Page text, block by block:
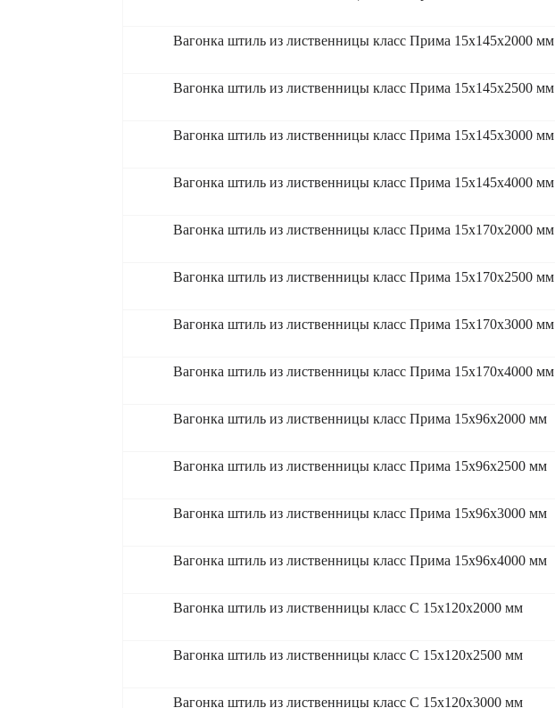
Вагонка штиль из лиственницы класс Прима 15x145x2000 мм
Вагонка штиль из лиственницы класс Прима 15x145x2500 мм
Вагонка штиль из лиственницы класс Прима 15x145x3000 мм
Вагонка штиль из лиственницы класс Прима 15x145x4000 мм
Вагонка штиль из лиственницы класс Прима 15x170x2000 мм
Вагонка штиль из лиственницы класс Прима 15x170x2500 мм
Вагонка штиль из лиственницы класс Прима 15x170x3000 мм
Вагонка штиль из лиственницы класс Прима 15x170x4000 мм
Вагонка штиль из лиственницы класс Прима 15x96x2000 мм
Вагонка штиль из лиственницы класс Прима 15x96x2500 мм
Вагонка штиль из лиственницы класс Прима 15x96x3000 мм
Вагонка штиль из лиственницы класс Прима 15x96x4000 мм
Вагонка штиль из лиственницы класс С 15x120x2000 мм
Вагонка штиль из лиственницы класс С 15x120x2500 мм
Вагонка штиль из лиственницы класс С 15x120x3000 мм